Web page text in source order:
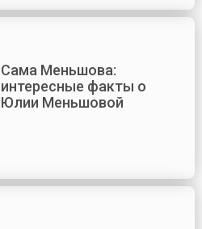
Сама Меньшова:
интересные факты о
Юлии Меньшовой